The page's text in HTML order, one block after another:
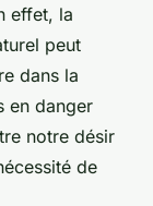
effet, la
peut
dans la
en danger
notre désir
de